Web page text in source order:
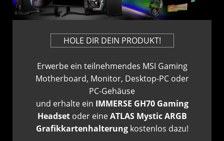
HOLE DIR DEIN PRODUKT!
Erwerbe ein teilnehmendes MSI Gaming
Motherboard, Monitor, Desktop-PC oder
PC-Gehäuse
und erhalte ein IMMERSE GH70 Gaming
Headsetoder eineATLAS Mystic ARGB
Grafikkartenhalterungkostenlos dazu!